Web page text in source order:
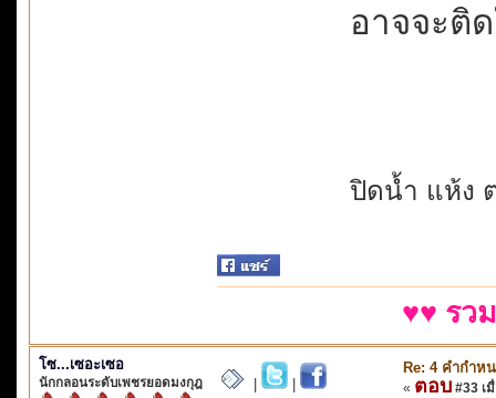
อาจจะติ
ปิดน้ำ แห้ง
♥♥ รว
โซ...เซอะเซอ
นักกลอนระดับเพชรยอดมงกุฎ
Re: 4 คำกำห
« ตอบ #33 เ